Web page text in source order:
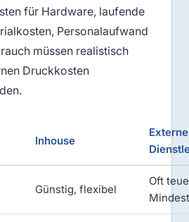
für Hardware, laufende
Personalaufwand
müssen realistisch
Druckkosten
Inhouse
Günstig, flexibel
Oft